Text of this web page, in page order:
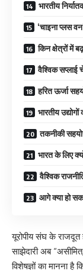
भारतीय
‘चाइना प्लस
किन क्षेत्रों में
वैश्विक सप्लाई
हरित ऊर्जा
भारतीय
तकनीकी
भारत के लिए
वैश्विक
आगे क्या हो
यूरोपीय संघ के राजदूत
साझेदारी अब
विशेषज्ञों का मानना है